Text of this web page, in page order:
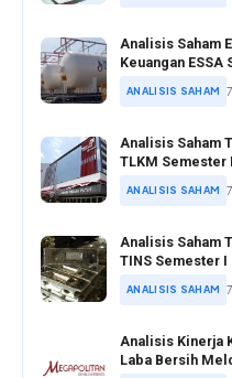
Analisis Saham
Keuangan ESSA
ANALISIS SAHAM
Analisis Saham
TLKM Semester
ANALISIS SAHAM
Analisis Saham
TINS Semester I
ANALISIS SAHAM
Analisis Kinerja
Laba Bersih